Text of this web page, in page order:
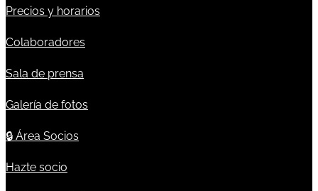
Precios y horarios
Colaboradores
Sala de prensa
Galería de fotos
🔒 Área Socios
Hazte socio